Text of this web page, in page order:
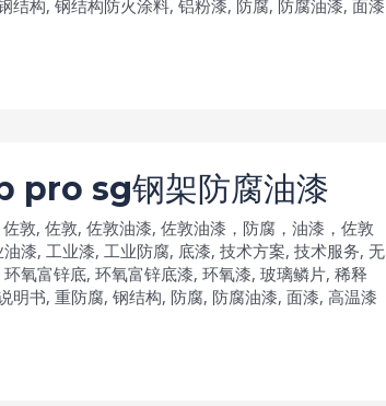
结构, 钢结构防火涂料, 铝粉漆, 防腐, 防腐油漆, 面漆
pro sg钢架防腐油漆
佐敦, 佐敦, 佐敦油漆, 佐敦油漆，防腐，油漆，佐敦
油漆, 工业漆, 工业防腐, 底漆, 技术方案, 技术服务, 无
环氧富锌底, 环氧富锌底漆, 环氧漆, 玻璃鳞片, 稀释
明书, 重防腐, 钢结构, 防腐, 防腐油漆, 面漆, 高温漆